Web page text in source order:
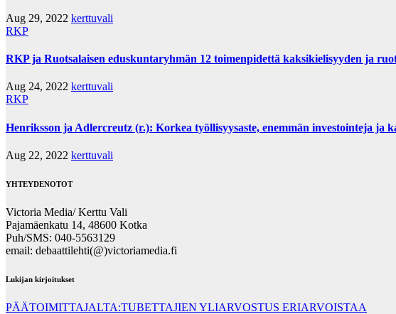
Aug 29, 2022 kerttuvali
RKP
RKP ja Ruotsalaisen eduskuntaryhmän 12 toimenpidettä kaksikielisyyden ja
Aug 24, 2022 kerttuvali
RKP
Henriksson ja Adlercreutz (r.): Korkea työllisyysaste, enemmän investointeja ja
Aug 22, 2022 kerttuvali
YHTEYDENOTOT
Victoria Media/ Kerttu Vali
Pajamäenkatu 14, 48600 Kotka
Puh/SMS: 040-5563129
email: debaattilehti(@)victoriamedia.fi
Lukijan kirjoitukset
PÄÄTOIMITTAJALTA:TUBETTAJIEN YLIARVOSTUS ERIARVOISTAA